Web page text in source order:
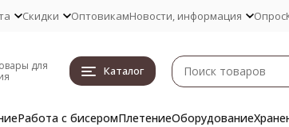
Скидки ОптовикамНовости, информация Опрос
для
Каталог
Работа с бисеромПлетениеОборудование